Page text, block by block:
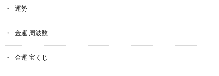
運勢
金運 周波数
金運 宝くじ